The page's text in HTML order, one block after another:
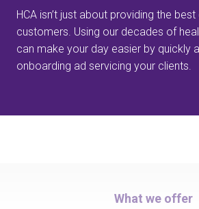
HCA isn’t just about providing the
customers. Using our decades of
can make your day easier by quickly
onboarding ad servicing your clients.
What we offer